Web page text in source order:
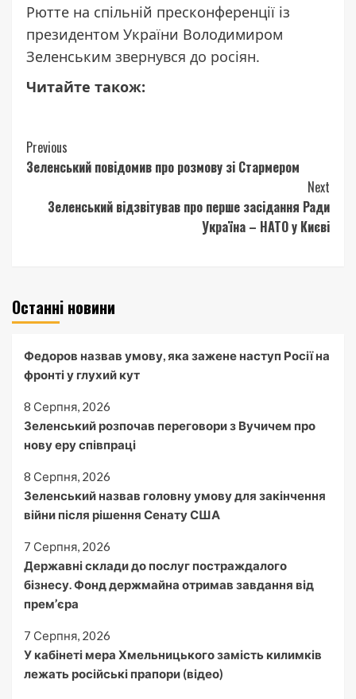
Рютте на спільній пресконференції із
президентом України Володимиром
Зеленським звернувся до росіян.
Читайте також:
Continue
Reading
Previous
Зеленський повідомив про розмову зі Стармером
Next
Зеленський відзвітував про перше засідання Ради
Україна – НАТО у Києві
Останні новини
Федоров назвав умову, яка зажене наступ Росії на
фронті у глухий кут
8 Серпня, 2026
Зеленський розпочав переговори з Вучичем про
нову еру співпраці
8 Серпня, 2026
Зеленський назвав головну умову для закінчення
війни після рішення Сенату США
7 Серпня, 2026
Державні склади до послуг постраждалого
бізнесу. Фонд держмайна отримав завдання від
прем’єра
7 Серпня, 2026
У кабінеті мера Хмельницького замість килимків
лежать російські прапори (відео)